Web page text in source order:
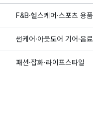
F&B·헬스케어·스포츠 용품
썬케어·아웃도어 기어·음료
패션·잡화·라이프스타일